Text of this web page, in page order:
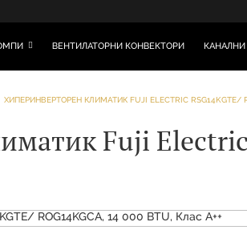
ВЕНТИЛАТОРНИ КОНВЕКТОРИ
ХИПЕРИНВЕРТОРЕН КЛИМАТИК FUJI ELECTRIC RSG14KGTE/
Fuji Electric